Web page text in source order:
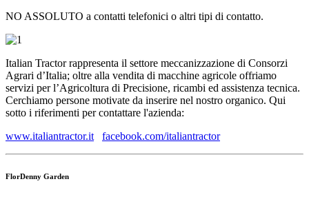
NO ASSOLUTO a contatti telefonici o altri tipi di contatto.
Italian Tractor rappresenta il settore meccanizzazione di Consorzi
Agrari d’Italia; oltre alla vendita di macchine agricole offriamo
servizi per l’Agricoltura di Precisione, ricambi ed assistenza tecnica.
Cerchiamo persone motivate da inserire nel nostro organico. Qui
sotto i riferimenti per contattare l'azienda:
www.italiantractor.it
facebook.com/italiantractor
FlorDenny Garden